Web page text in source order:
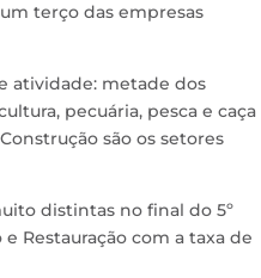
terço das empresas
atividade: metade dos
pecuária, pesca e caça
são os setores
distintas no final do 5º
Restauração com a taxa de